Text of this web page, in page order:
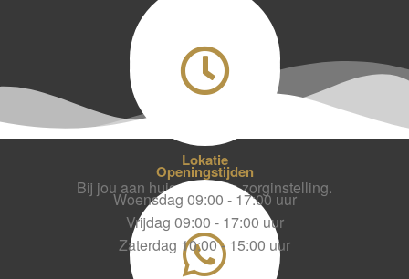
Openingstijden
Woensdag 09:00 - 17:00 uur
Vrijdag 09:00 - 17:00 uur
Zaterdag 10:00 - 15:00 uur
Lokatie
Bij jou aan huis of bij een zorginstelling.